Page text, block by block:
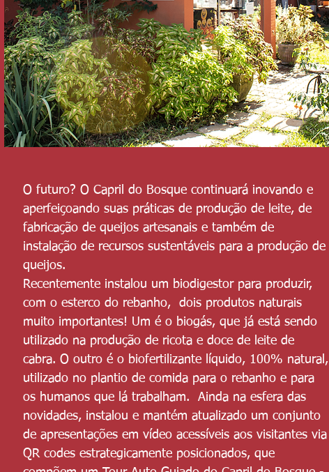
O futuro? O Capril do Bosque continuará inovando e
aperfeiçoando suas práticas de produção de leite, de
fabricação de queijos artesanais e também de
instalação de recursos sustentáveis para a produção de
queijos.
Recentemente instalou um biodigestor para produzir,
com o esterco do rebanho, dois produtos naturais
muito importantes! Um é o biogás, que já está sendo
utilizado na produção de ricota e doce de leite de
cabra. O outro é o biofertilizante líquido, 100% natural,
utilizado no plantio de comida para o rebanho e para
os humanos que lá trabalham. Ainda na esfera das
novidades, instalou e mantém atualizado um conjunto
de apresentações em vídeo acessíveis aos visitantes via
QR codes estrategicamente posicionados, que